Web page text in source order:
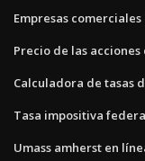
Empresas
Precio de las
Calculadora de tasas
Tasa impositiva
Umass amherst en